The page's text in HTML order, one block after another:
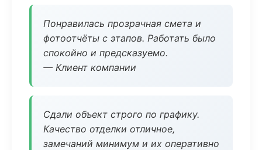
Понравилась прозрачная смета и
фотоотчёты с этапов. Работать было
спокойно и предсказуемо.
— Клиент компании
Сдали объект строго по графику.
Качество отделки отличное,
замечаний минимум и их оперативно